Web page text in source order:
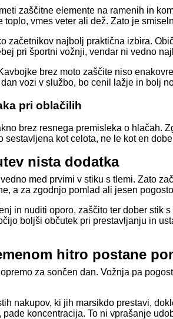
zaščitne elemente na ramenih in
toplo, vmes veter ali dež. Zato je
začetnikov najbolj praktična izbira.
pri športni vožnji, vendar ni vedno
brez moto zaščite niso
vozi v službo, bo cenil lažje in bolj
pri oblačilih
brez resnega premisleka o hlačah.
sestavljena kot celota, ne le kot en
nista dodatka
med prvimi v stiku s tlemi. Zato
a za zgodnjo pomlad ali jesen
in nuditi oporo, zaščito ter dober stik
boljši občutek pri prestavljanju in
hitro postane
za sončen dan. Vožnja pa
nakupov, ki jih marsikdo prestavi,
koncentracija. To ni vprašanje